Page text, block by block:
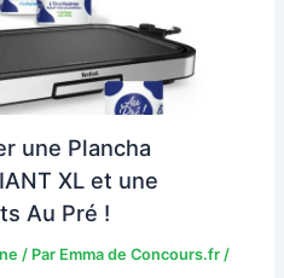
une Plancha
XL et une
Au Pré !
/ Par Emma de Concours.fr/